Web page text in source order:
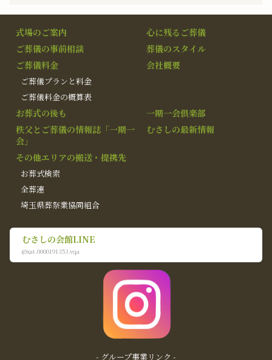
式場のご案内
心に残るご葬儀
ご葬儀の事前相談
葬儀のスタイル
ご葬儀料金
ご葬儀プランと料金
ご葬儀料金の概算表
会社概要
お葬式の後も
一期一会倶楽部
秩父とご葬儀の情報誌「一期一
会」
むさしの最新情報
その他エリアの搬送・提携先
お葬式検索
全葬連
埼玉県葬祭業協同組合
むさしの会館LINE
@xat.0000191353.vqa
- グループ事業リンク -